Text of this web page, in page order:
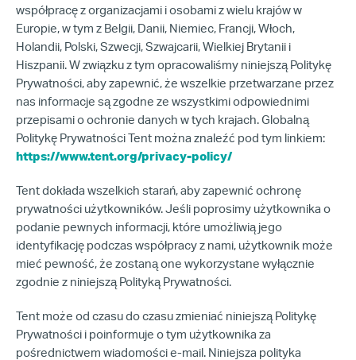
współpracę z organizacjami i osobami z wielu krajów w
Europie, w tym z Belgii, Danii, Niemiec, Francji, Włoch,
Holandii, Polski, Szwecji, Szwajcarii, Wielkiej Brytanii i
Hiszpanii. W związku z tym opracowaliśmy niniejszą Politykę
Prywatności, aby zapewnić, że wszelkie przetwarzane przez
nas informacje są zgodne ze wszystkimi odpowiednimi
przepisami o ochronie danych w tych krajach. Globalną
Politykę Prywatności Tent można znaleźć pod tym linkiem:
https://www.tent.org/privacy-policy/
Tent dokłada wszelkich starań, aby zapewnić ochronę
prywatności użytkowników. Jeśli poprosimy użytkownika o
podanie pewnych informacji, które umożliwią jego
identyfikację podczas współpracy z nami, użytkownik może
mieć pewność, że zostaną one wykorzystane wyłącznie
zgodnie z niniejszą Polityką Prywatności.
Tent może od czasu do czasu zmieniać niniejszą Politykę
Prywatności i poinformuje o tym użytkownika za
pośrednictwem wiadomości e-mail. Niniejsza polityka